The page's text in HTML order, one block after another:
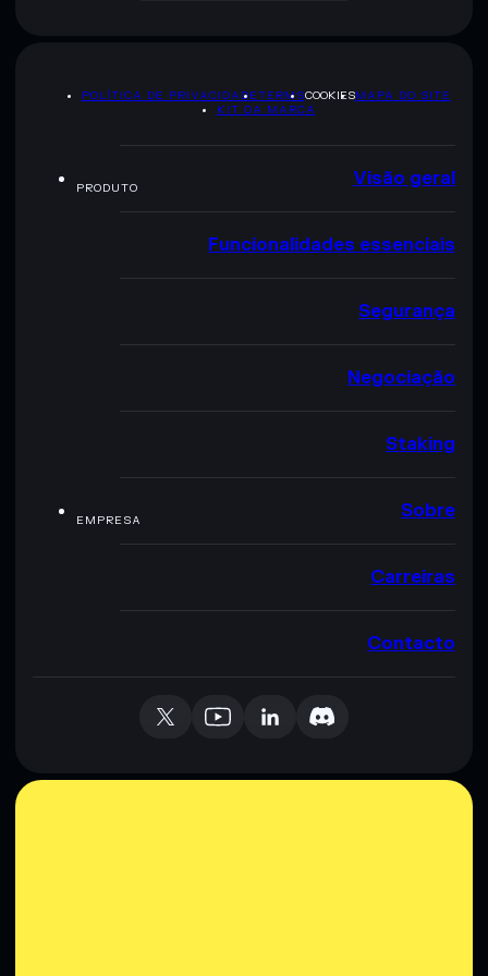
POLÍTICA DE PRIVACIDADETERMSCOOKIESMAPA DO SITE
KIT DA MARCA
PRODUTO Visão geral
Funcionalidades essenciais
Segurança
Negociação
Staking
EMPRESA Sobre
Carreiras
Contacto